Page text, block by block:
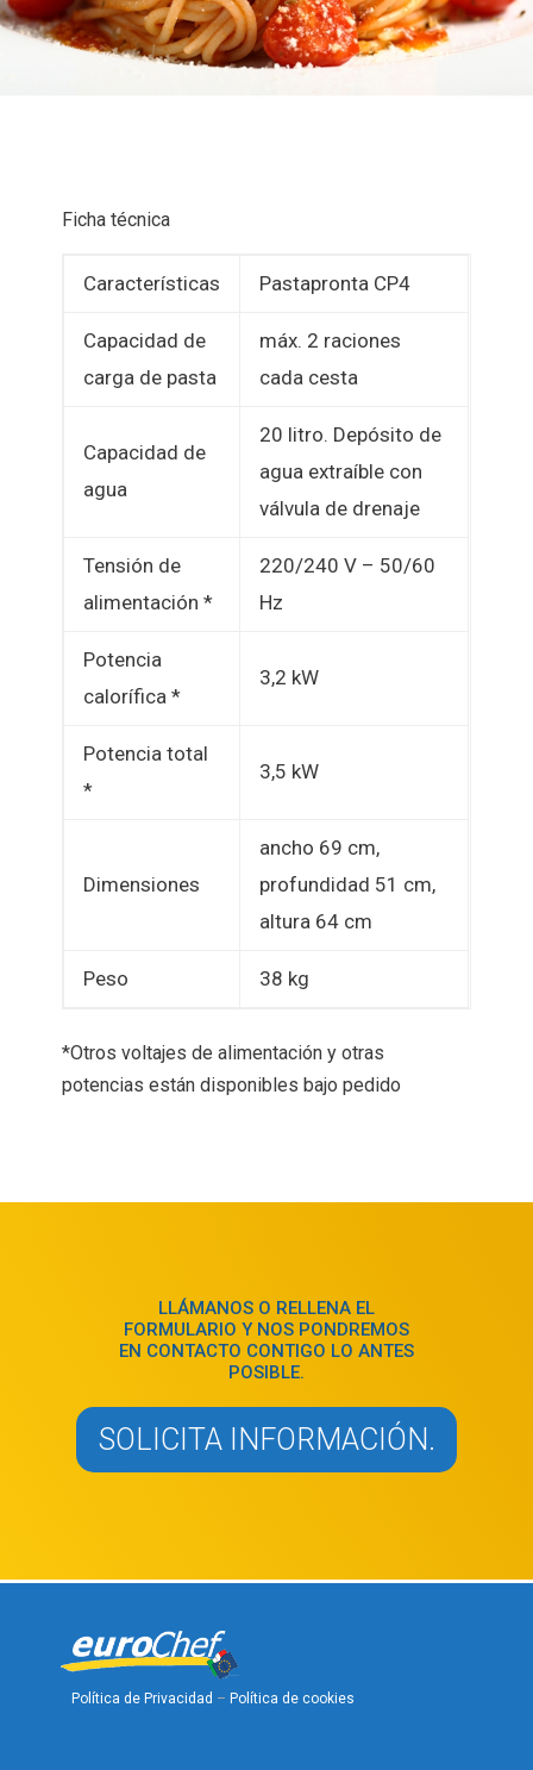
Ficha técnica
Características Pastapronta CP4
Capacidad de
carga de pasta
máx. 2 raciones
cada cesta
Capacidad de
agua
20 litro. Depósito de
agua extraíble con
válvula de drenaje
Tensión de
alimentación *
220/240 V – 50/60
Hz
Potencia
calorífica *
3,2 kW
Potencia total
*
3,5 kW
Dimensiones
ancho 69 cm,
profundidad 51 cm,
altura 64 cm
Peso 38 kg
*Otros voltajes de alimentación y otras
potencias están disponibles bajo pedido
LLÁMANOS O RELLENA EL
FORMULARIO Y NOS PONDREMOS
EN CONTACTO CONTIGO LO ANTES
POSIBLE.
SOLICITA INFORMACIÓN.
Política de Privacidad – Política de cookies